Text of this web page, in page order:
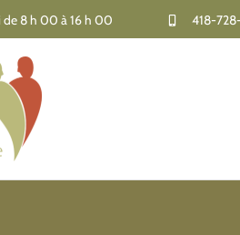
de 8 h 00 à 16 h 00 418-